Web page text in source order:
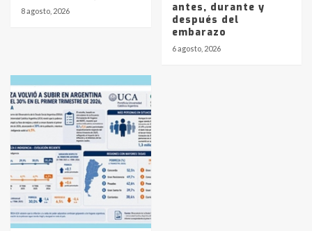
8 agosto, 2026
antes, durante y
después del
embarazo
6 agosto, 2026